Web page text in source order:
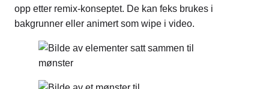
opp etter remix-konseptet. De kan feks brukes i
bakgrunner eller animert som wipe i video.